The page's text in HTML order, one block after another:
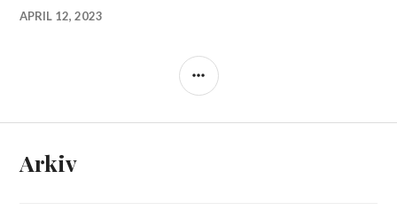
APRIL 12, 2023
SIDOPANEL
Arkiv